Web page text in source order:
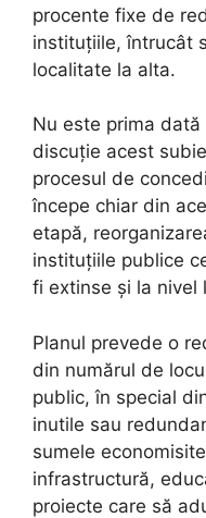
procente fixe de
instituțiile, întrucât
localitate la alta.
Nu este prima
discuție acest
procesul de
începe chiar din
etapă,
instituțiile publice
fi extinse și la nivel
Planul prevede o
din numărul de
public, în special
inutile sau
sumele
infrastructură,
proiecte care să